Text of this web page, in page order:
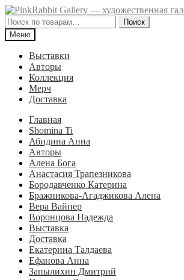
Перейти
к
навигации
Перейти
к
содержимому
Искать:
Поиск
Меню
Выставки
Авторы
Коллекция
Мерч
Доставка
Главная
Shomina Ti
Абидина Анна
Авторы
Алена Бога
Анастасия Трапезникова
Бородавченко Катерина
Бражникова-Агаджикова Алена
Вера Вайпер
Воронцова Надежда
Выставка
Доставка
Екатерина Талдаева
Ефанова Анна
Запылихин Дмитрий